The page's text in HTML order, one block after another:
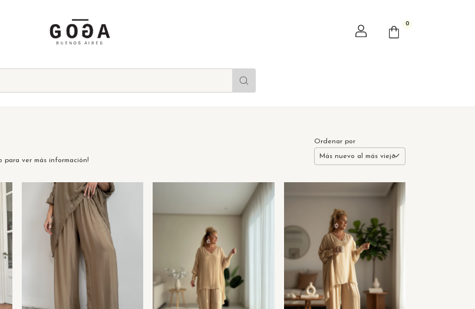
0
ver más información!
Ordenar por